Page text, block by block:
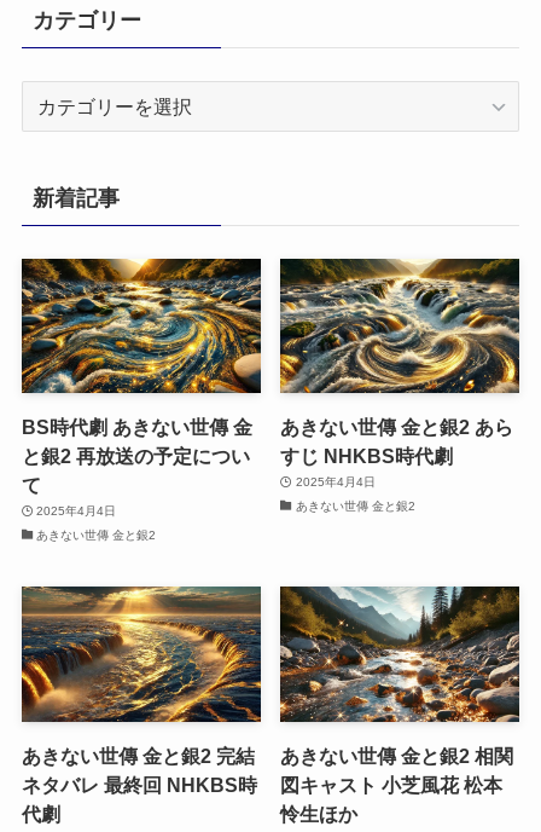
カテゴリー
リ
ー
新着記事
BS時代劇 あきない世傳 金
と銀2 再放送の予定につい
て
2025年4月4日
あきない世傳 金と銀2
あきない世傳 金と銀2 あら
すじ NHKBS時代劇
2025年4月4日
あきない世傳 金と銀2
あきない世傳 金と銀2 完結
ネタバレ 最終回 NHKBS時
代劇
あきない世傳 金と銀2 相関
図キャスト 小芝風花 松本
怜生ほか